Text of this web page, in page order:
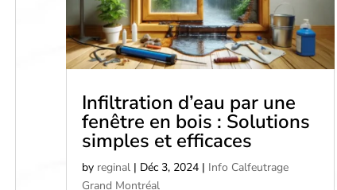
Infiltration d’eau par une
fenêtre en bois : Solutions
simples et efficaces
by reginal| Déc 3, 2024| Info Calfeutrage
Grand Montréal